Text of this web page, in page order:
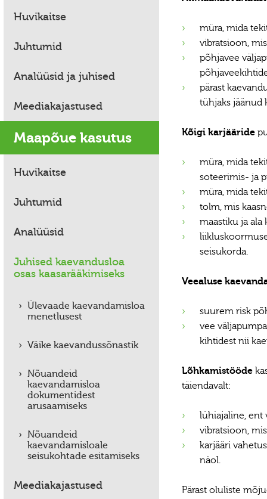
Huvikaitse
Juhtumid
Analüüsid ja juhised
Meediakajastused
Maapõue kasutus
Huvikaitse
Juhtumid
Analüüsid
Juhised kaevandusloa
osas kaasarääkimiseks
Ülevaade kaevandamisloa
menetlusest
Väike kaevandussõnastik
Nõuandeid
kaevandamisloa
dokumentidest
arusaamiseks
Nõuandeid
kaevandamisloale
seisukohtade esitamiseks
Meediakajastused
müra, mida
vibratsioon,
põhjavee
pärast
tühjaks jäänud
Kõigi karjääride
müra, mida
soteerimis- ja
müra, mida
tolm, mis
maastiku ja
seisukorda.
Veealuse
suurem risk
vee
kihtidest nii
Lõhkamistööde
täiendavalt:
lühiajaline, ent
vibratsioon,
karjääri
näol.
Pärast oluliste